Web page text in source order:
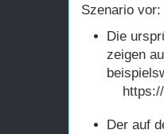
Szenario vor:
Die
zeigen
https://
Der auf